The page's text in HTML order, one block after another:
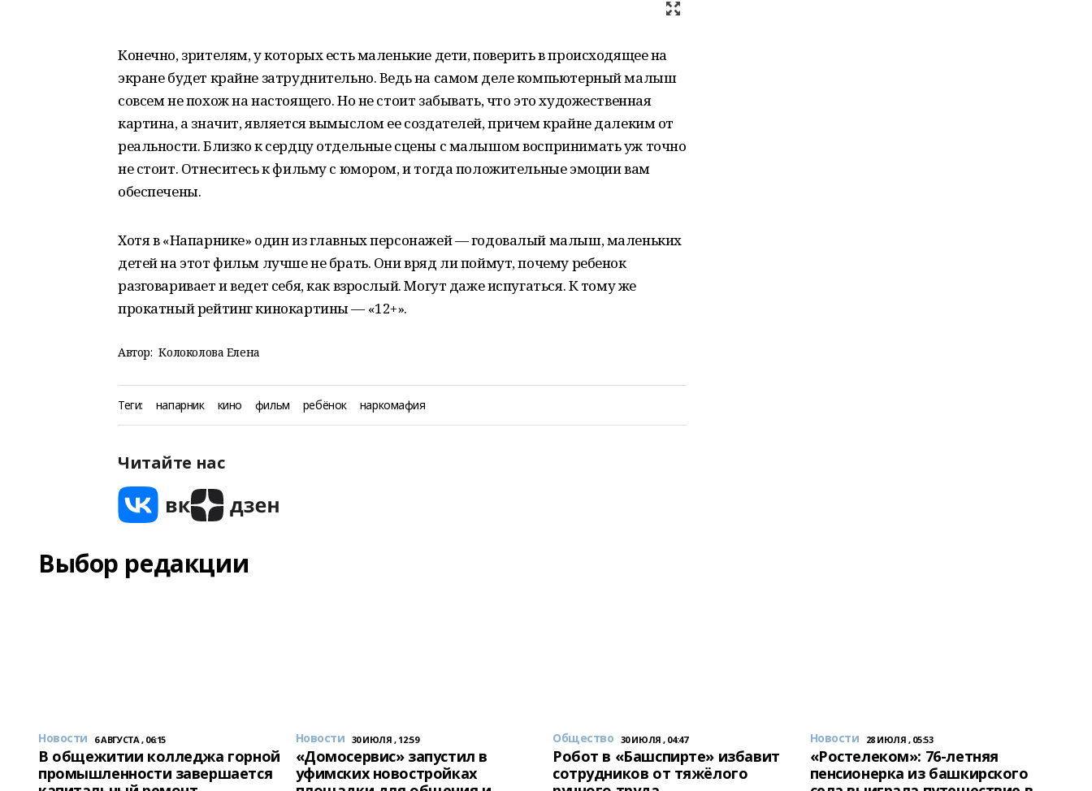
Конечно, зрителям, у которых есть маленькие дети, поверить в происходящее на
экране будет крайне затруднительно. Ведь на самом деле компьютерный малыш
совсем не похож на настоящего. Но не стоит забывать, что это художественная
картина, а значит, является вымыслом ее создателей, причем крайне далеким от
реальности. Близко к сердцу отдельные сцены с малышом воспринимать уж точно
не стоит. Отнеситесь к фильму с юмором, и тогда положительные эмоции вам
обеспечены.
Хотя в «Напарнике» один из главных персонажей — годовалый малыш, маленьких
детей на этот фильм лучше не брать. Они вряд ли поймут, почему ребенок
разговаривает и ведет себя, как взрослый. Могут даже испугаться. К тому же
прокатный рейтинг кинокартины — «12+».
Автор: Колоколова Елена
Теги: напарник кино фильм ребёнок наркомафия
Читайте нас
Выбор редакции
Новости 6 АВГУСТА , 06:15
В общежитии колледжа горной
промышленности завершается
Новости 30 ИЮЛЯ , 12:59
«Домосервис» запустил в
уфимских новостройках
Общество 30 ИЮЛЯ , 04:47
Робот в «Башспирте» избавит
сотрудников от тяжёлого
Новости 28 ИЮЛЯ , 05:53
«Ростелеком»: 76-летняя
пенсионерка из башкирского